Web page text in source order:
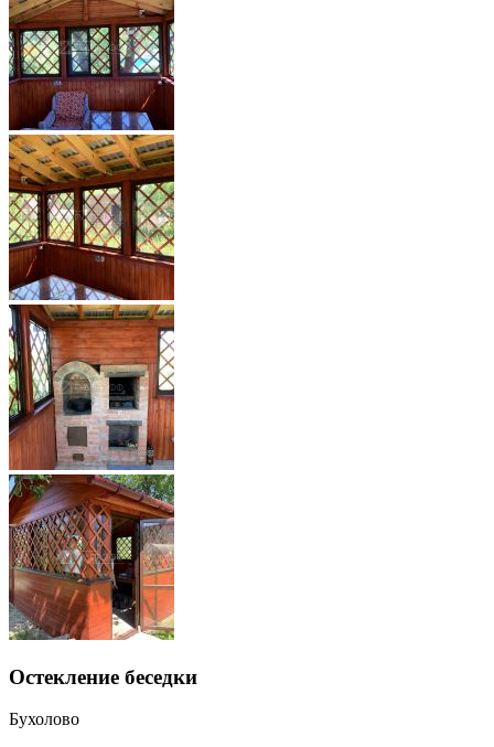
Остекление беседки
Бухолово